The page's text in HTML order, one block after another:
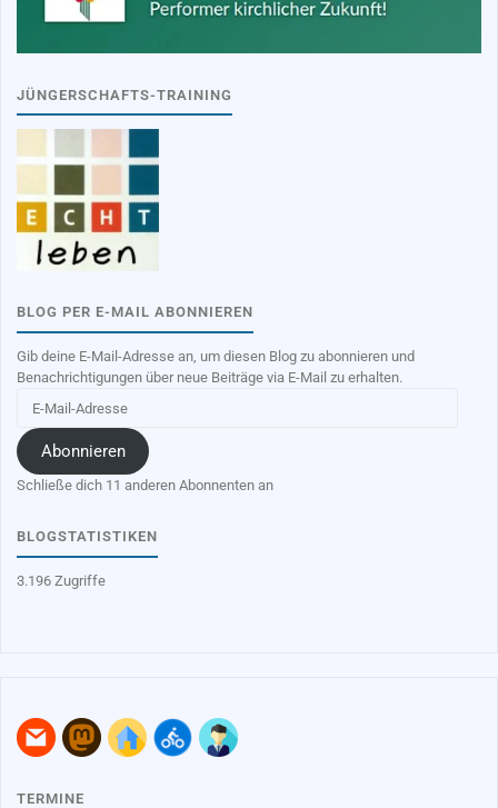
JÜNGERSCHAFTS-TRAINING
BLOG PER E-MAIL ABONNIEREN
Gib deine E-Mail-Adresse an, um diesen Blog zu abonnieren und
Benachrichtigungen über neue Beiträge via E-Mail zu erhalten.
Mail-
Adresse
Abonnieren
Schließe dich 11 anderen Abonnenten an
BLOGSTATISTIKEN
3.196 Zugriffe
TERMINE